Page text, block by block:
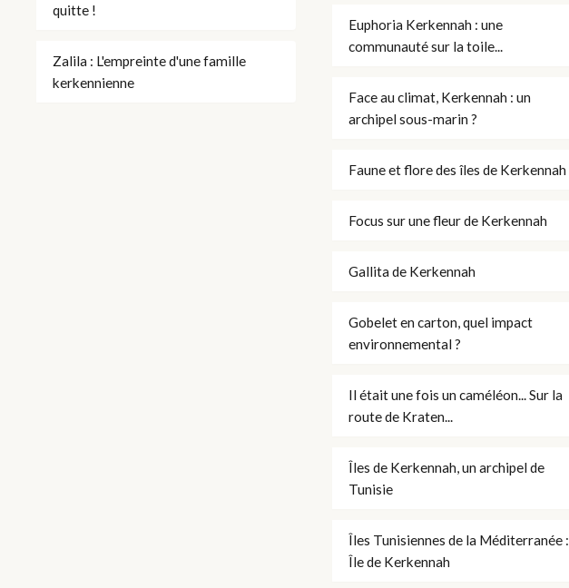
quitte !
Zalila : L'empreinte d'une famille
kerkennienne
Euphoria Kerkennah : une
communauté sur la toile...
Face au climat, Kerkennah : un
archipel sous-marin ?
Faune et flore des îles de Kerkennah
Focus sur une fleur de Kerkennah
Gallita de Kerkennah
Gobelet en carton, quel impact
environnemental ?
Il était une fois un caméléon... Sur la
route de Kraten...
Îles de Kerkennah, un archipel de
Tunisie
Îles Tunisiennes de la Méditerranée :
Île de Kerkennah